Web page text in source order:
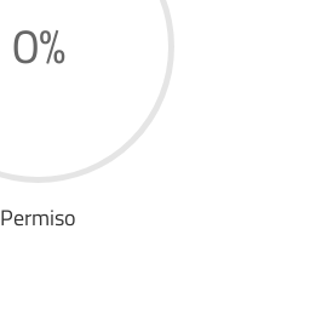
0%
Permiso